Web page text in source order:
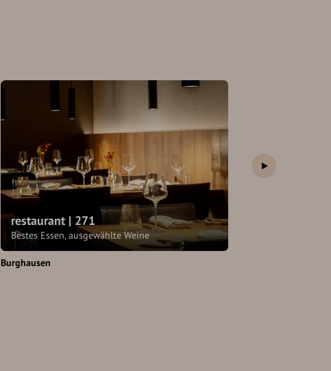
restaurant | 271
Bestes Essen, ausgewählte Weine
Burghausen